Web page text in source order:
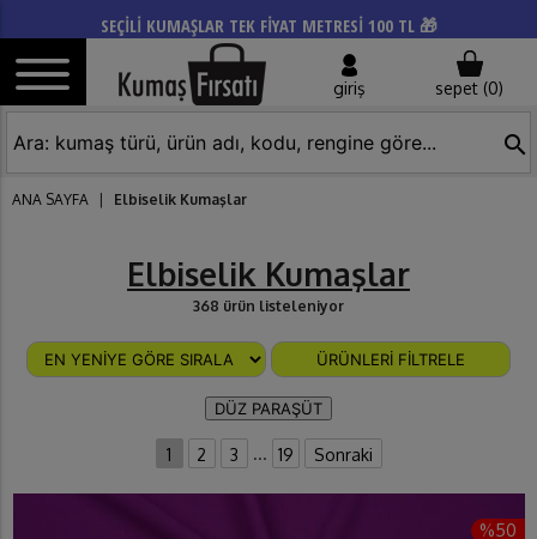
SEÇİLİ KUMAŞLAR TEK FİYAT METRESİ 100 TL 🎁
giriş sepet (0)
search
ANA SAYFA Elbiselik Kumaşlar
Elbiselik Kumaşlar
368 ürün listeleniyor
ÜRÜNLERİ FİLTRELE
DÜZ PARAŞÜT
1 2 3 ... 19 Sonraki
%50